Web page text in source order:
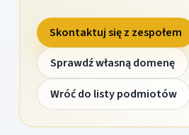
Skontaktuj się z zespołem
Sprawdź własną domenę
Wróć do listy podmiotów